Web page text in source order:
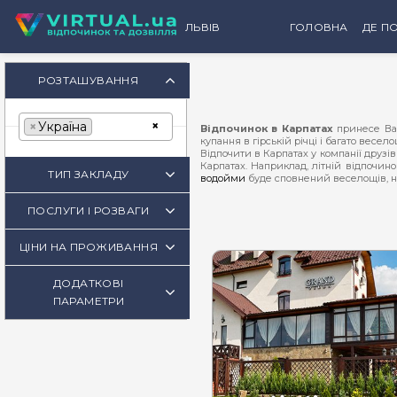
ЛЬВІВ ГОЛОВНА ДЕ
РОЗТАШУВАННЯ
×
×Україна
ТИП ЗАКЛАДУ
ПОСЛУГИ І РОЗВАГИ
ЦІНИ НА ПРОЖИВАННЯ
ДОДАТКОВІ
ПАРАМЕТРИ
Відпочинок в Карпатах принесе
купання в гірській річці і багато
Відпочити в Карпатах у компанії
Карпатах. Наприклад, літній
водойми буде сповнений веселощів,
приємну та ароматну spa-процедуру.
Осінній відпочинок в Карпатах по-
Ви поселитесь удерев'яному котеджі
Один із варіантів дозвілля під час
енергії від прогулянки по Карпатах на
Карпатський відпочинок навесні
дуже популярною розвагою є
В яку пору року Ви б не приїхали
доступне дитяче ліжечко.І ціни на
Якщо Ви оберетевідпочинок в
А якщо Ви хочете гарно провести час
Подорож в Карпати принесе Вам
повітрям, розвагами, spa-чанами…